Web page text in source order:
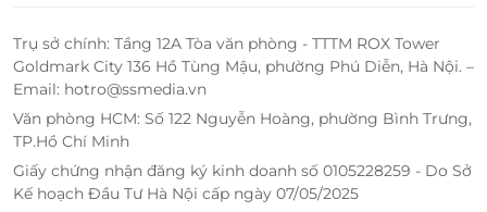
Trụ sở chính: Tầng 12A Tòa văn phòng - TTTM ROX Tower
Goldmark City 136 Hồ Tùng Mậu, phường Phú Diễn, Hà Nội. –
Email: hotro@ssmedia.vn
Văn phòng HCM: Số 122 Nguyễn Hoàng, phường Bình Trưng,
TP.Hồ Chí Minh
Giấy chứng nhận đăng ký kinh doanh số 0105228259 - Do Sở
Kế hoạch Đầu Tư Hà Nội cấp ngày 07/05/2025